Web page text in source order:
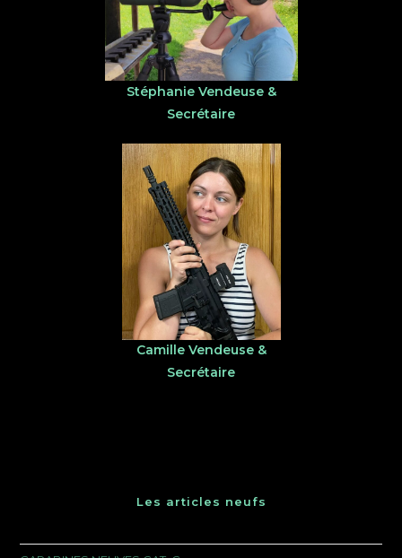
Stéphanie Vendeuse &
Secrétaire
Camille Vendeuse &
Secrétaire
Les articles neufs